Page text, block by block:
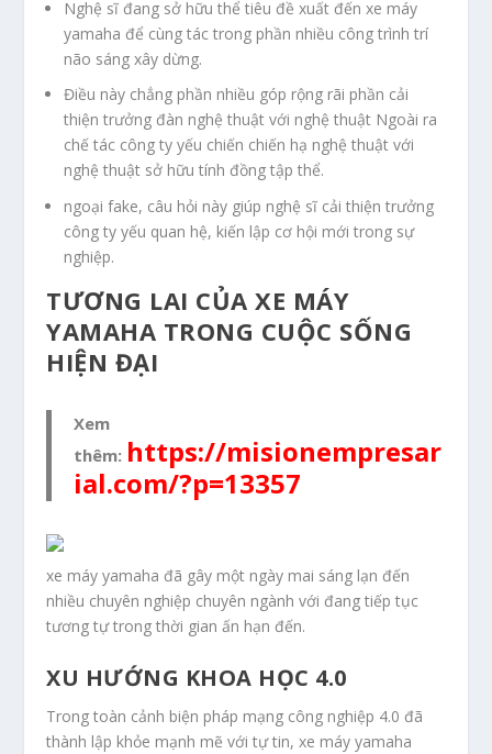
Nghệ sĩ đang sở hữu thể tiêu đề xuất đến xe máy
yamaha để cùng tác trong phần nhiều công trình trí
não sáng xây dừng.
Điều này chẳng phần nhiều góp rộng rãi phần cải
thiện trưởng đàn nghệ thuật với nghệ thuật Ngoài ra
chế tác công ty yếu chiến chiến hạ nghệ thuật với
nghệ thuật sở hữu tính đồng tập thể.
ngoại fake, câu hỏi này giúp nghệ sĩ cải thiện trưởng
công ty yếu quan hệ, kiến lập cơ hội mới trong sự
nghiệp.
TƯƠNG LAI CỦA XE MÁY
YAMAHA TRONG CUỘC SỐNG
HIỆN ĐẠI
Xem
thêm: https://misionempresar
ial.com/?p=13357
xe máy yamaha đã gây một ngày mai sáng lạn đến
nhiều chuyên nghiệp chuyên ngành với đang tiếp tục
tương tự trong thời gian ấn hạn đến.
XU HƯỚNG KHOA HỌC 4.0
Trong toàn cảnh biện pháp mạng công nghiệp 4.0 đã
thành lập khỏe mạnh mẽ với tự tin, xe máy yamaha